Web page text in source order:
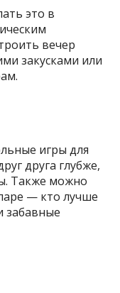
это в
вечер
закусками или
игры для
друга глубже,
Также можно
— кто лучше
забавные